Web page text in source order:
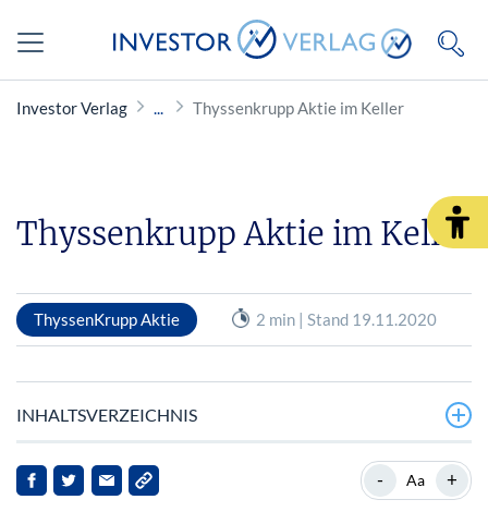
Investor Verlag Thyssenkrupp Aktie im Keller
Thyssenkrupp Aktie im Keller
ThyssenKrupp Aktie 2 min | Stand 19.11.2020
INHALTSVERZEICHNIS
Stahlsparte schmiert ab
- Aa +